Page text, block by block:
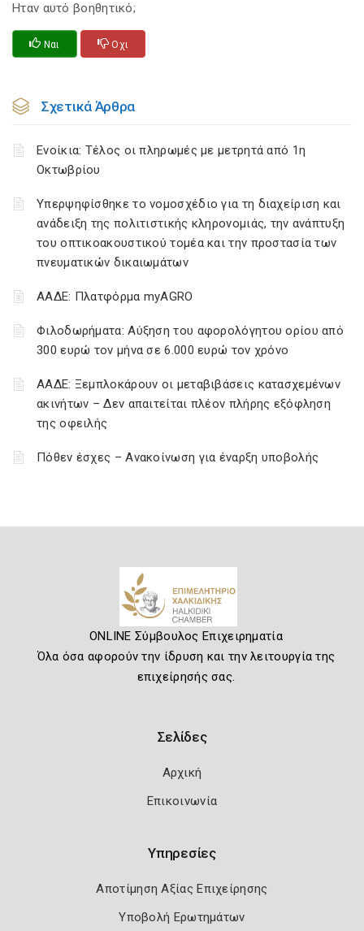
Ηταν αυτό βοηθητικό;
Ναι Οχι
Σχετικά Άρθρα
Ενοίκια: Τέλος οι πληρωμές με μετρητά από 1η
Οκτωβρίου
Υπερψηφίσθηκε το νομοσχέδιο για τη διαχείριση και
ανάδειξη της πολιτιστικής κληρονομιάς, την ανάπτυξη
του οπτικοακουστικού τομέα και την προστασία των
πνευματικών δικαιωμάτων
ΑΑΔΕ: Πλατφόρμα myAGRO
Φιλοδωρήματα: Αύξηση του αφορολόγητου ορίου από
300 ευρώ τον μήνα σε 6.000 ευρώ τον χρόνο
ΑΑΔΕ: Ξεμπλοκάρουν οι μεταβιβάσεις κατασχεμένων
ακινήτων – Δεν απαιτείται πλέον πλήρης εξόφληση
της οφειλής
Πόθεν έσχες – Ανακοίνωση για έναρξη υποβολής
ONLINE Σύμβουλος Επιχειρηματία
Όλα όσα αφορούν την ίδρυση και την λειτουργία της
επιχείρησής σας.
Σελίδες
Αρχική
Επικοινωνία
Υπηρεσίες
Αποτίμηση Αξίας Επιχείρησης
Υποβολή Ερωτημάτων